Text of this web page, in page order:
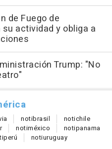
de Fuego de
actividad y obliga a
Trump: "No
notibrasil notichile
notiméxico notipanama
perú notiuruguay